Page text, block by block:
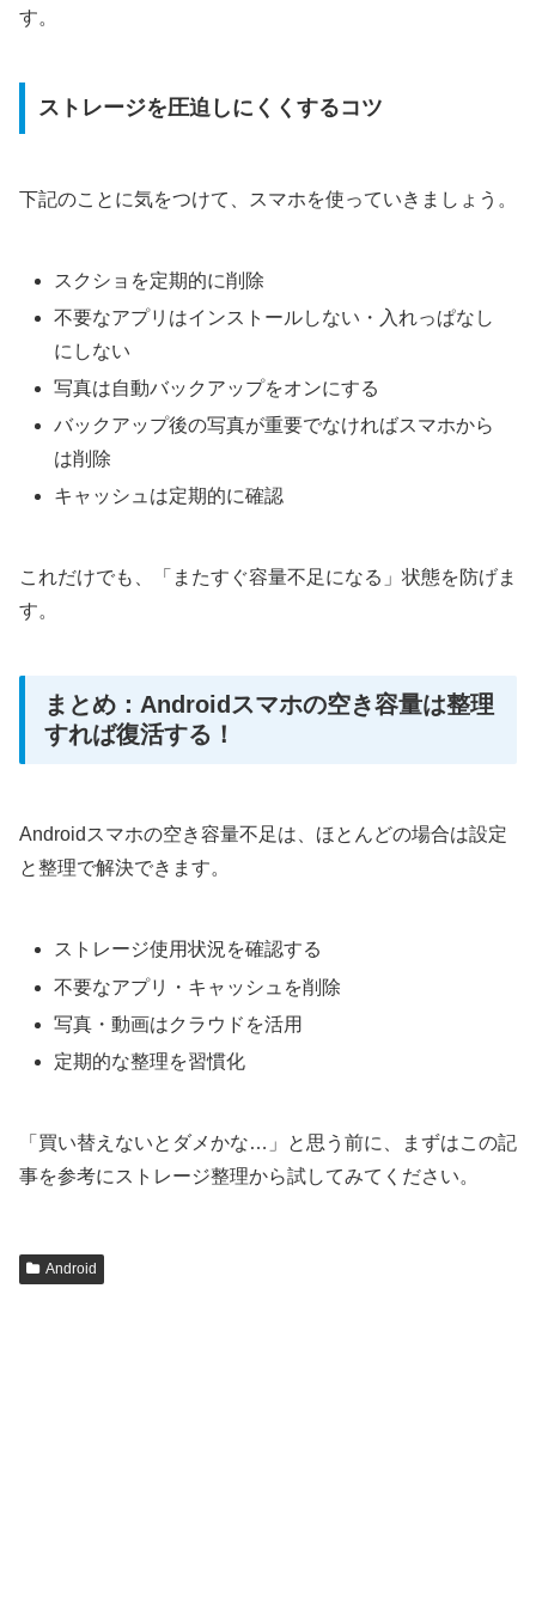
す。
ストレージを圧迫しにくくするコツ
下記のことに気をつけて、スマホを使っていきましょう。
スクショを定期的に削除
不要なアプリはインストールしない・入れっぱなし
にしない
写真は自動バックアップをオンにする
バックアップ後の写真が重要でなければスマホから
は削除
キャッシュは定期的に確認
これだけでも、「またすぐ容量不足になる」状態を防げま
す。
まとめ：Androidスマホの空き容量は整理
すれば復活する！
Androidスマホの空き容量不足は、ほとんどの場合は設定
と整理で解決できます。
ストレージ使用状況を確認する
不要なアプリ・キャッシュを削除
写真・動画はクラウドを活用
定期的な整理を習慣化
「買い替えないとダメかな…」と思う前に、まずはこの記
事を参考にストレージ整理から試してみてください。
Android